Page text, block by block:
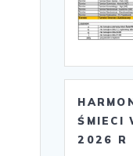
ŚMIECI
2026 R